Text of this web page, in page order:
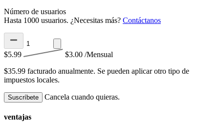
Número de usuarios
Hasta 1000 usuarios. ¿Necesitas más? Contáctanos
$5.99 $3.00 /Mensual
$35.99 facturado anualmente. Se pueden aplicar otro tipo de
impuestos locales.
Suscríbete Cancela cuando quieras.
ventajas